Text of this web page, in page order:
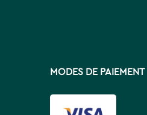
MODES DE PAIEMENT